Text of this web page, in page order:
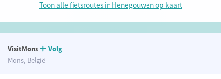
Toon alle fietsroutes in Henegouwen op kaart
VisitMons
Volg
Mons, België